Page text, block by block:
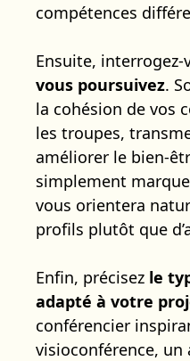
compétences
Ensuite, interrogez-
vous poursuivez.
la cohésion de vos
les troupes,
améliorer le bien-
simplement
vous orientera
profils plutôt que
Enfin, précisez le
adapté à votre
conférencier
visioconférence, un